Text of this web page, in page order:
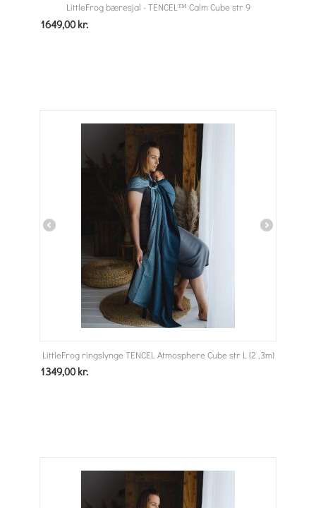
LittleFrog bæresjal - TENCEL™ Calm Cube str 9
1649,00 kr.
LittleFrog ringslynge TENCEL Atmosphere Cube str L (2 ,3m)
1349,00 kr.